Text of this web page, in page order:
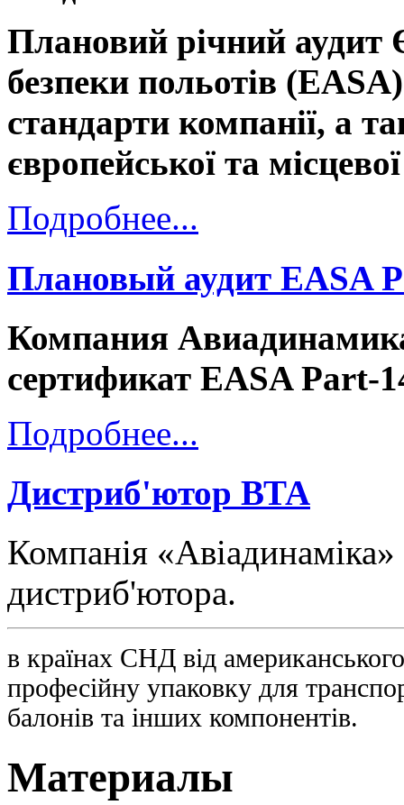
Плановий річний аудит
безпеки польотів
стандарти компанії, а
європейської та
Подробнее...
Плановый аудит EASA
Компания
сертификат EASA Part-
Подробнее...
Дистриб'ютор ВТА
Компанія «Авіадинаміка»
дистриб'ютора.
в країнах СНД від
професійну упаковку для
балонів та інших компонентів.
Материалы